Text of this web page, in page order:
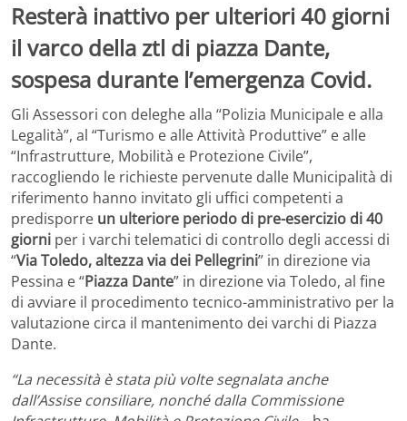
Resterà inattivo per ulteriori 40 giorni
il varco della ztl di piazza Dante,
sospesa durante l’emergenza Covid.
Gli Assessori con deleghe alla “Polizia Municipale e alla
Legalità”, al “Turismo e alle Attività Produttive” e alle
“Infrastrutture, Mobilità e Protezione Civile”,
raccogliendo le richieste pervenute dalle Municipalità di
riferimento hanno invitato gli uffici competenti a
predisporre un ulteriore periodo di pre-esercizio di 40
giorni per i varchi telematici di controllo degli accessi di
“Via Toledo, altezza via dei Pellegrini” in direzione via
Pessina e “Piazza Dante” in direzione via Toledo, al fine
di avviare il procedimento tecnico-amministrativo per la
valutazione circa il mantenimento dei varchi di Piazza
Dante.
“La necessità è stata più volte segnalata anche
dall’Assise consiliare, nonché dalla Commissione